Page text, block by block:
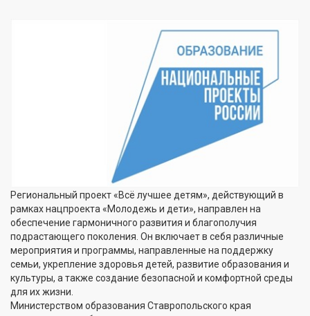
Региональный проект «Всё лучшее детям», действующий в
рамках нацпроекта «Молодежь и дети», направлен на
обеспечение гармоничного развития и благополучия
подрастающего поколения. Он включает в себя различные
мероприятия и программы, направленные на поддержку
семьи, укрепление здоровья детей, развитие образования и
культуры, а также создание безопасной и комфортной среды
для их жизни.
Министерством образования Ставропольского края